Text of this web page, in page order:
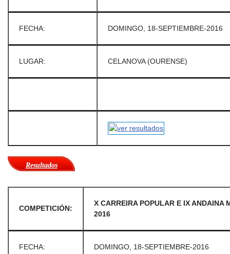
FECHA: DOMINGO, 18-SEPTIEMBRE-2016
LUGAR: CELANOVA (OURENSE)
Resultados
COMPETICIÓN:
X CARREIRA POPULAR E IX ANDAINA
2016
FECHA: DOMINGO, 18-SEPTIEMBRE-2016